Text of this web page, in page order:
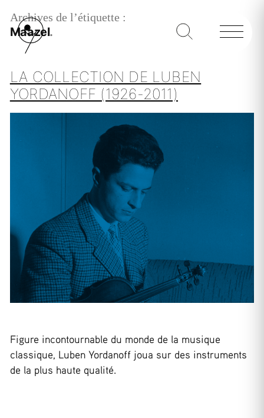
Archives de l’étiquette :
Maazel
LA COLLECTION DE LUBEN
YORDANOFF (1926-2011)
Figure incontournable du monde de la musique
classique, Luben Yordanoff joua sur des instruments
de la plus haute qualité.